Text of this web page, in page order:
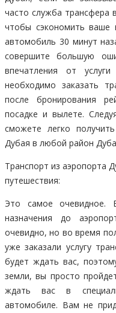
часто служба трансфера
чтобы сэкономить ваше
автомобиль 30 минут
совершите большую
впечатления от
необходимо заказать
после бронирования
посадке и вылете.
сможете легко
Дубая в любой район
Транспорт из аэропорта
путешествия:
Это самое очевидное.
назначения до
очевидно, но во время
уже заказали услугу
будет ждать вас,
земли, вы просто
ждать вас в
автомобиле. Вам не